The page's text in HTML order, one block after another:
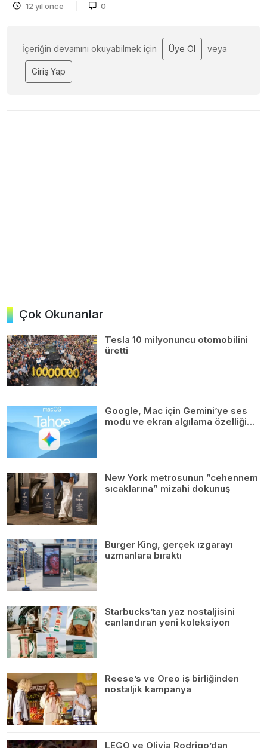
12 yıl önce 0
İçeriğin devamını okuyabilmek için Üye Ol veya
Giriş Yap
Çok Okunanlar
Tesla 10 milyonuncu otomobilini
üretti
Google, Mac için Gemini’ye ses
modu ve ekran algılama özelliği…
New York metrosunun ”cehennem
sıcaklarına” mizahi dokunuş
Burger King, gerçek ızgarayı
uzmanlara bıraktı
Starbucks’tan yaz nostaljisini
canlandıran yeni koleksiyon
Reese’s ve Oreo iş birliğinden
nostaljik kampanya
LEGO ve Olivia Rodrigo’dan